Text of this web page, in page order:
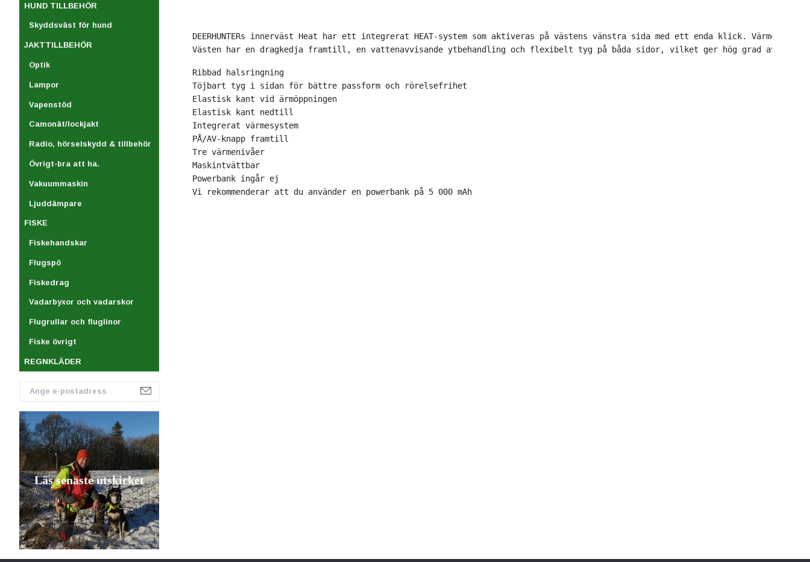
HUND TILLBEHÖR
Skyddsväst för hund
JAKTTILLBEHÖR
Optik
Lampor
Vapenstöd
Camonät/lockjakt
Radio, hörselskydd & tillbehör
Övrigt-bra att ha.
Vakuummaskin
Ljuddämpare
FISKE
Fiskehandskar
Flugspö
Fiskedrag
Vadarbyxor och vadarskor
Flugrullar och fluglinor
Fiske övrigt
REGNKLÄDER
Läs senaste utskicket
DEERHUNTERs innerväst Heat har ett integrerat HEAT-system som aktiveras på västens vänstra sida med ett enda klick.
Västen har en dragkedja framtill, en vattenavvisande ytbehandling och flexibelt tyg på båda sidor, vilket ger hög grad av
Ribbad halsringning
Töjbart tyg i sidan för bättre passform och rörelsefrihet
Elastisk kant vid ärmöppningen
Elastisk kant nedtill
Integrerat värmesystem
PÅ/AV-knapp framtill
Tre värmenivåer
Maskintvättbar
Powerbank ingår ej
Vi rekommenderar att du använder en powerbank på 5 000 mAh